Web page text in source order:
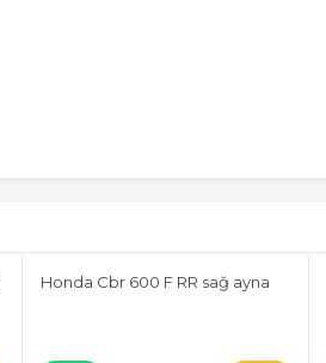
Honda Cbr 600 F RR sağ ayna